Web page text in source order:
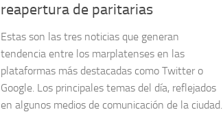
reapertura de paritarias
Estas son las tres noticias que generan
tendencia entre los marplatenses en las
plataformas más destacadas como Twitter o
Google. Los principales temas del día, reflejados
en algunos medios de comunicación de la ciudad.